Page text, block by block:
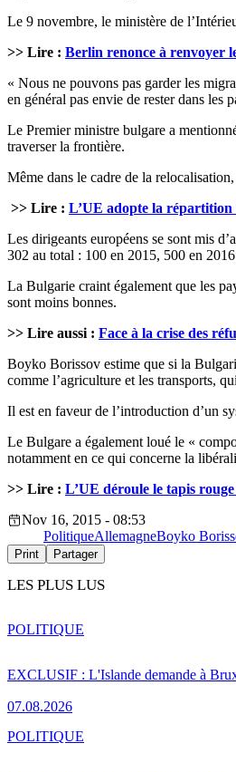
Le 9 novembre, le ministère de
>> Lire : Berlin renonce à renvoyer
« Nous ne pouvons pas garder les
en général pas envie de rester dans les
Le Premier ministre bulgare a
traverser la frontière.
Même dans le cadre de la
>> Lire : L’UE adopte la répartition
Les dirigeants européens se sont mis
302 au total : 100 en 2015, 500 en
La Bulgarie craint également que les
sont moins bonnes.
>> Lire aussi : Face à la crise des
Boyko Borissov estime que si la
comme l’agriculture et les transports,
Il est en faveur de l’introduction d’un
Le Bulgare a également loué le «
notamment en ce qui concerne la
>> Lire : L’UE déroule le tapis
Nov 16, 2015 - 08:53
PolitiqueAllemagneBoyko
Print Partager
LES PLUS LUS
EXCLUSIF : L'Islande demande à
07.08.2026
POLITIQUE
POLITIQUE